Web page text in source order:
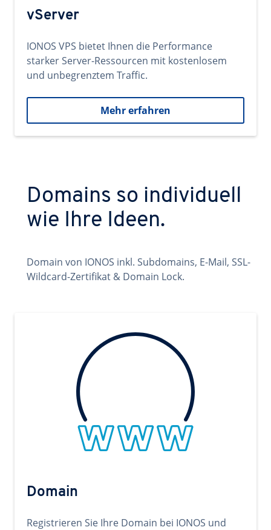
vServer
IONOS VPS bietet Ihnen die Performance
starker Server-Ressourcen mit kostenlosem
und unbegrenztem Traffic.
Mehr erfahren
Domains so individuell
wie Ihre Ideen.
Domain von IONOS inkl. Subdomains, E-Mail, SSL-
Wildcard-Zertifikat & Domain Lock.
Domain
Registrieren Sie Ihre Domain bei IONOS und